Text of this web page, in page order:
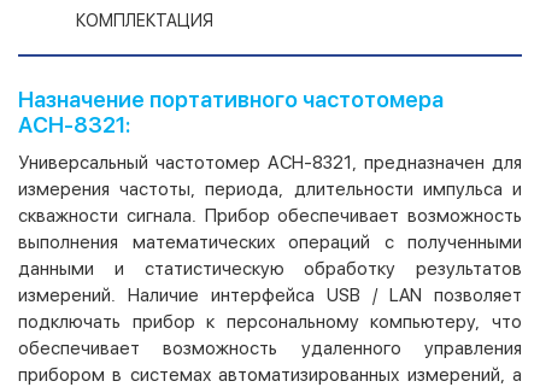
КОМПЛЕКТАЦИЯ
Назначение портативного частотомера
АСН-8321:
Универсальный частотомер АСН-8321, предназначен для
измерения частоты, периода, длительности импульса и
скважности сигнала. Прибор обеспечивает возможность
выполнения математических операций с полученными
данными и статистическую обработку результатов
измерений. Наличие интерфейса USB / LAN позволяет
подключать прибор к персональному компьютеру, что
обеспечивает возможность удаленного управления
прибором в системах автоматизированных измерений, а